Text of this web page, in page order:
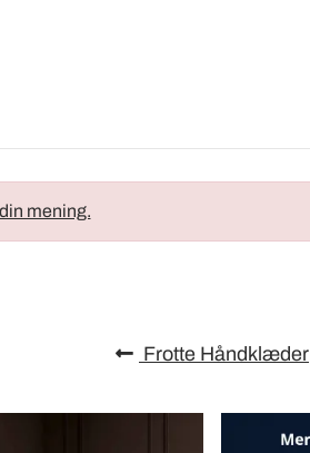
mening.
Frotte Håndklæder